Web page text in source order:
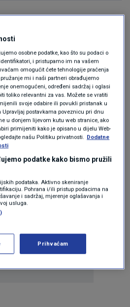
Oglas
osobne podatke, kao što su podaci o
i pristupamo im na vašem
omogućit ćete tehnologije praćenja
mi i naši partneri obrađujemo
onemogućeni, određeni sadržaj i oglasi
toliko relevantni za vas. Možete se vratiti
svoje odabire ili povukli pristanak u
postavkama poveznicu pri dnu
u donjem lijevom kutu web stranice, ako
primijeniti kako je opisano u dijelu Web-
našu Politiku privatnosti.
Dodatne
podatke kako bismo pružili
podataka. Aktivno skeniranje
Pohrana i/ili pristup podacima na
i sadržaj, mjerenje oglašavanja i
usluga.
Prihvaćam